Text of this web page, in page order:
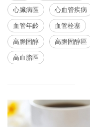
心臟病區
心血管疾病
血管年齡
血管栓塞
高膽固醇
高膽固醇區
高血脂區